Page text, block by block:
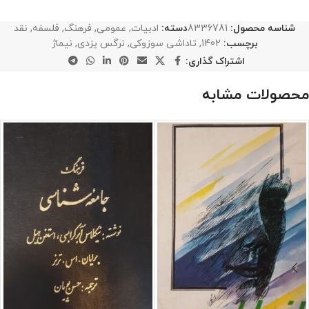
شناسه محصول: 8336781دسته: ادبیات, عمومی, فرهنگ, فلسفه, نقد
برچسب: 1402
, تاداشی سوزوکی, نرگس یزدی, نیماژ
اشتراک گذاری:
محصولات مشابه